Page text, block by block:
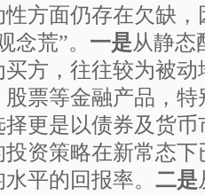
性方面仍存在欠缺，
念荒”。 一是从静态
买方，往往较为被
股票等金融产品，
择更是以债券及货
投资策略在新常态
平的回报率。 二是